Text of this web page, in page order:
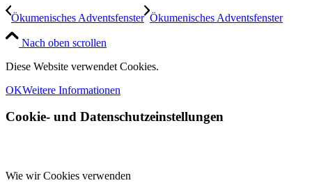
Ökumenisches Adventsfenster Ökumenisches Adventsfenster
Nach oben scrollen
Diese Website verwendet Cookies.
OKWeitere Informationen
Cookie- und Datenschutzeinstellungen
Wie wir Cookies verwenden